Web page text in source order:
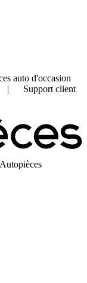
auto d'occasion
| Support client